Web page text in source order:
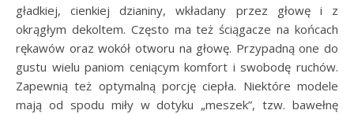
gładkiej, cienkiej dzianiny, wkładany przez głowę i z
okrągłym dekoltem. Często ma też ściągacze na końcach
rękawów oraz wokół otworu na głowę. Przypadną one do
gustu wielu paniom ceniącym komfort i swobodę ruchów.
Zapewnią też optymalną porcję ciepła. Niektóre modele
mają od spodu miły w dotyku „meszek”, tzw. bawełnę